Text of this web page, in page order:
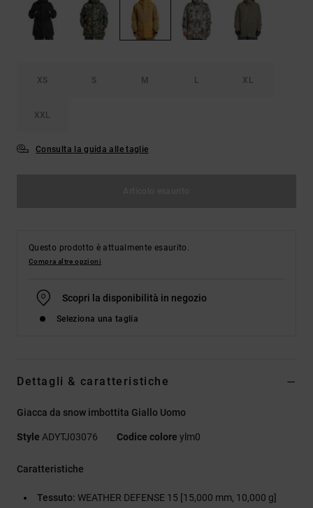
Borse e
zaini
risposte
alle
domande
le FAQ
XS S M L XL
XXL
Consulta la guida alle taglie
Questo prodotto è attualmente esaurito.
Compra altre opzioni
Scopri la disponibilità in negozio
Seleziona una taglia
Dettagli & caratteristiche
Giacca da snow imbottita Giallo Uomo
Style ADYTJ03076 Codice colore ylm0
Caratteristiche
Tessuto: WEATHER DEFENSE 15 [15,000 mm, 10,000 g]